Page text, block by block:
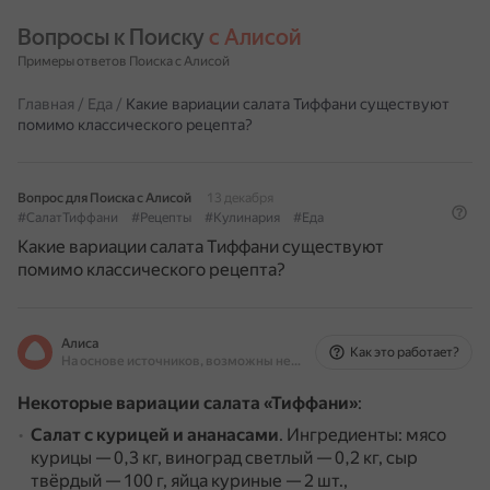
Вопросы к Поиску с Алисой
Примеры ответов Поиска с Алисой
Главная / Еда / Какие вариации салата Тиффани существуют
помимо классического рецепта?
Вопрос для Поиска с Алисой
13 декабря
#СалатТиффани
#Рецепты #Кулинария #Еда
Какие вариации салата Тиффани существуют
помимо классического рецепта?
Алиса
На основе источников, возможны неточности
Как это работает?
Некоторые вариации салата «Тиффани»:
Салат с курицей и ананасами. Ингредиенты: мясо
курицы — 0,3 кг, виноград светлый — 0,2 кг, сыр
твёрдый — 100 г, яйца куриные — 2 шт.,